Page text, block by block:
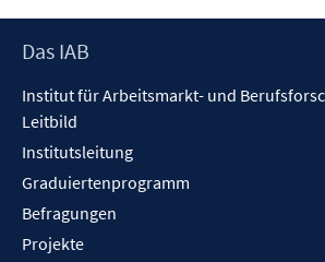
Footer
Das IAB
Institut für Arbeitsmarkt- und
Leitbild
Institutsleitung
Graduiertenprogramm
Befragungen
Projekte